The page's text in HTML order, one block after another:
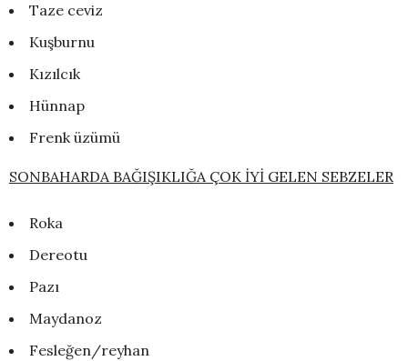
Taze ceviz
Kuşburnu
Kızılcık
Hünnap
Frenk üzümü
SONBAHARDA BAĞIŞIKLIĞA ÇOK İYİ GELEN SEBZELER
Roka
Dereotu
Pazı
Maydanoz
Fesleğen/reyhan